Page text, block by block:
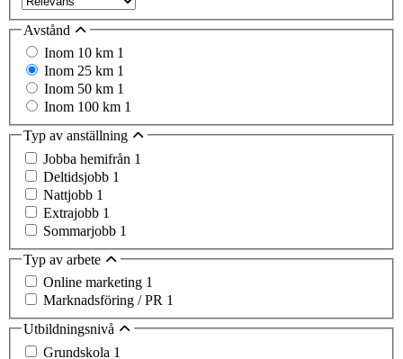
Avstånd
Inom 10 km 1
Inom 25 km 1
Inom 50 km 1
Inom 100 km 1
Typ av anställning
Jobba hemifrån 1
Deltidsjobb 1
Nattjobb 1
Extrajobb 1
Sommarjobb 1
Typ av arbete
Online marketing 1
Marknadsföring / PR 1
Utbildningsnivå
Grundskola 1